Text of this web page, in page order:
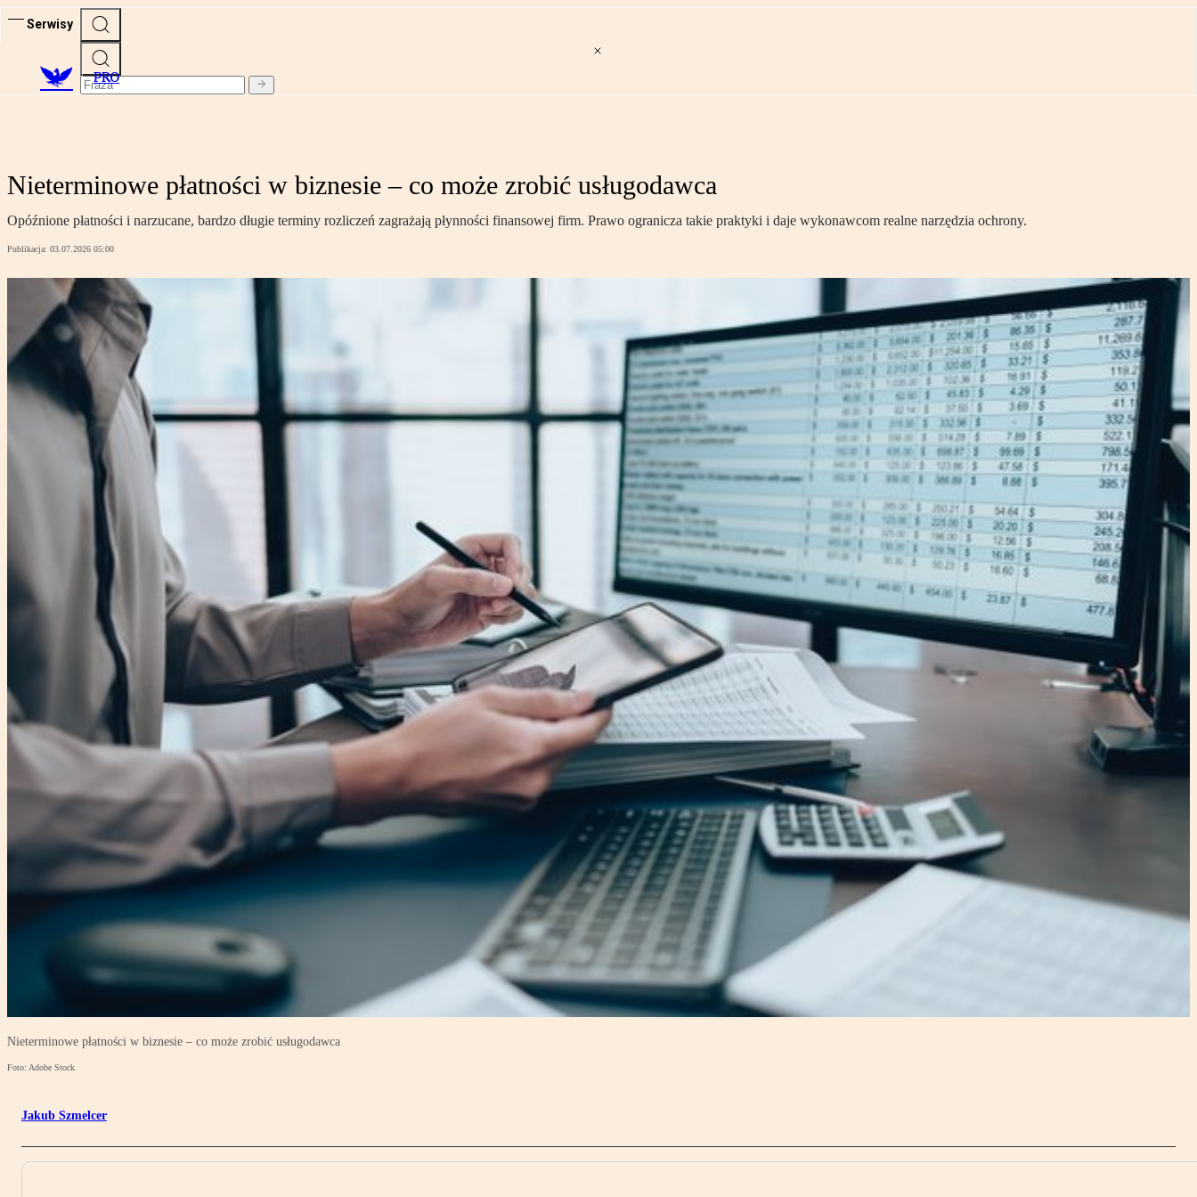
Serwisy
PRO
Nieterminowe płatności w biznesie – co może zrobić usługodawca
Opóźnione płatności i narzucane, bardzo długie terminy rozliczeń zagrażają płynności finansowej firm. Prawo ogranicza takie praktyki i daje wykonawcom realne narzędzia ochrony.
Publikacja: 03.07.2026 05:00
Nieterminowe płatności w biznesie – co może zrobić usługodawca
Foto: Adobe Stock
Jakub Szmelcer